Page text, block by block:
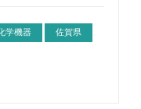
学機器 佐賀県